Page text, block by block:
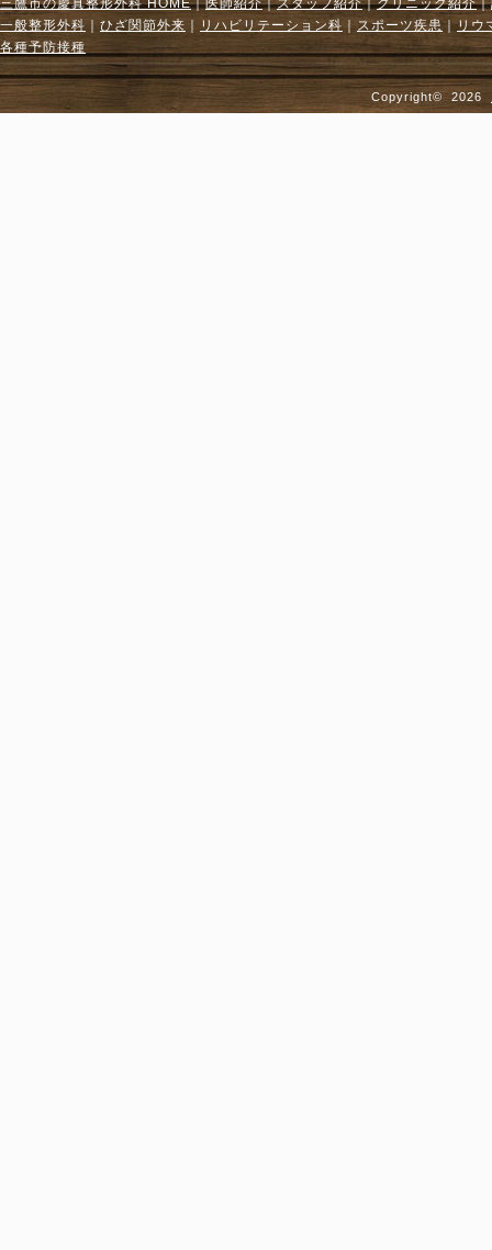
三鷹市の慶真整形外科 HOME｜医師紹介｜スタッフ紹介｜クリニック紹介｜
一般整形外科
ひざ関節外来 リハビリテーション科 スポーツ疾患 ｜リウ
各種予防接種
Copyright© 2026